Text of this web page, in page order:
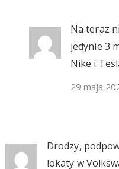
Na teraz
jedynie 3
Nike i
29 maja
Drodzy,
lokaty w